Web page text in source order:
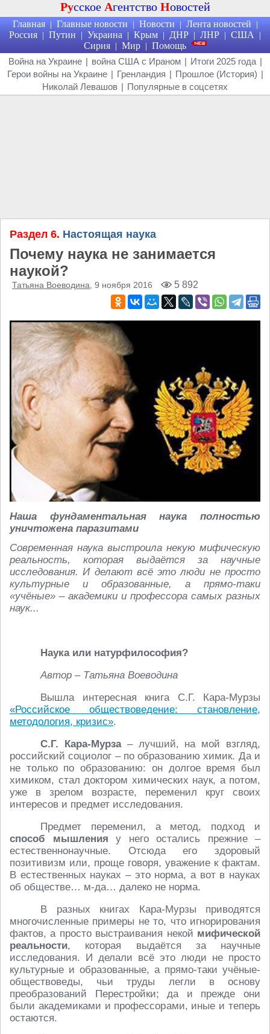
Русское Агентство Новостей
Главная | Главные новости | Новости | Лента новостей |
Россия | Путин | Украина | Крым | ДНР | ЛНР | США |
Сирия | Мир | Помощь
Война на Украине | война США с Ираном | Итоги 2025 года |
Герои войны на Украине | Гренландия | Прошлое (История) |
Николай Левашов | Популярные в соцсетях
Раздел 6. Настоящая наука
Почему наука не занимается
наукой?
Татьяна Воеводина , 9 ноября 2016 5 892
Наша фундаментальная наука полностью
уничтожена паразитами
Современная наука выстроила некую мифическую
реальность, которая выдаётся за научные
исследования. И делают всё это люди не просто
культурные и образованные, а прямо-таки
«учёные» – академики и профессора самых разных
наук...
Наука или натурфилософия?
Автор – Татьяна Воеводина
Вышла интересная книга С.Г. Кара-Мурзы
«Российское обществоведение: становление,
методология, кризис».
С.Г. Кара-Мурза– лучший, на мой взгляд,
российский социолог – по образованию химик. Да и
не только по образованию: он долгое время был
химиком, стал доктором химических наук, а потом,
уже в зрелом возрасте, переменил круг своих
интересов и предмет исследования.
Предмет переменил, а метод, подход и
способ мышления у него остались прежние –
естественнонаучные. Отсюда его здоровый
позитивизм или, проще говоря, уважение к фактам.
В естественных науках – это норма, а вот в науках
об обществе… м-да… далеко не норма.
В разных книгах Кара-Мурзы приводятся
многочисленные примеры не то, что игнорирования
фактов, а просто выстраивания некой мифической
реальности, которая выдаётся за научные
исследования. И делали всё это люди не просто
культурные и образованные, а прямо-таки учёные-
обществоведы, чьи труды легли в основу
преобразований Перестройки; да и прежде они
были академиками и профессорами, иные и теперь
остаются.